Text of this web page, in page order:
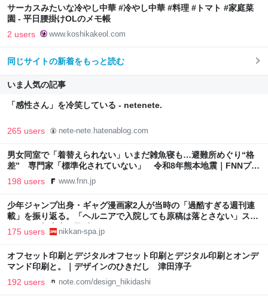
サーカスみたいな冷やし中華 #冷やし中華 #料理 #トマト #家庭菜
園 - 平日腰掛けOLのメモ帳
2 users www.koshikakeol.com
同じサイトの新着をもっと読む
いま人気の記事
「感性さん」を冷笑している - netenete.
265 users nete-nete.hatenablog.com
男女同室で「着替えられない」いまだ雑魚寝も…避難所めぐり“格
差” 専門家「標準化されていない」 令和8年熊本地震｜FNNプラ
イムオンライン
198 users www.fnn.jp
少年ジャンプ出身・ギャグ漫画家2人が当時の「過酷すぎる週刊連
載」を振り返る。「ヘルニアで入院しても原稿は落とさない」スト
イックな舞台裏 | 日刊SPA!
175 users nikkan-spa.jp
オフセット印刷とデジタルオフセット印刷とデジタル印刷とオンデ
マンド印刷と。｜デザインのひきだし 津田淳子
192 users note.com/design_hikidashi